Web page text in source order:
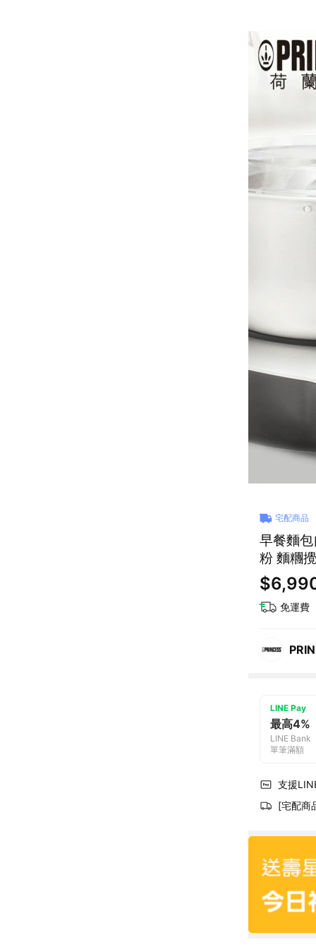
宅配商品
早餐麵
粉 麵糰
免運費
LINE Pay
最高4%
LINE Bank
單筆滿額
支援
[宅配商